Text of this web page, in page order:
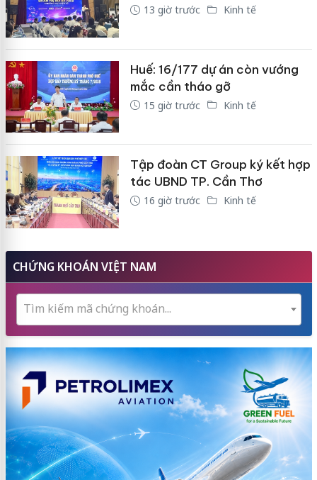
13 giờ trước Kinh tế
Huế: 16/177 dự án còn vướng
mắc cần tháo gỡ
15 giờ trước Kinh tế
Tập đoàn CT Group ký kết hợp
tác UBND TP. Cần Thơ
16 giờ trước Kinh tế
CHỨNG KHOÁN VIỆT NAM
Tìm kiếm mã chứng khoán...